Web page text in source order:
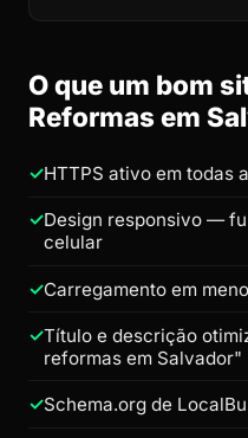
O que um bom
Reformas em
HTTPS ativo em todas
Design responsivo —
celular
Carregamento em
Título e descrição
reformas em Salvador"
Schema.org de